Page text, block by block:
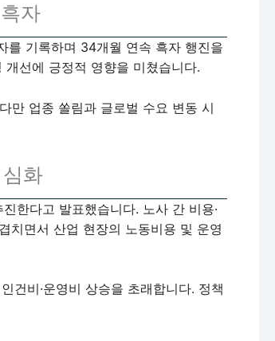
자
를 기록하며 34개월 연속 흑자 행진을
선에 긍정적 영향을 미쳤습니다.
만 업종 쏠림과 글로벌 수요 변동 시
화
한다고 발표했습니다. 노사 간 비용·
치면서 산업 현장의 노동비용 및 운영
건비·운영비 상승을 초래합니다. 정책